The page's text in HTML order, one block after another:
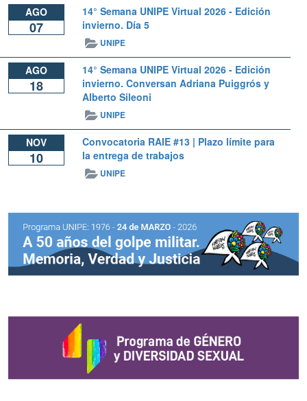
AGO
07
14° Semana UNIPE Virtual 2026 - Edición
invierno. Día 5
UNIPE
AGO
18
14° Semana UNIPE Virtual 2026 - Edición
invierno. Conversan Adriana Puiggrós y
Alberto Sileoni
UNIPE
NOV
10
Convocatoria RAIE #13 | Plazo límite para
la entrega de trabajos
UNIPE